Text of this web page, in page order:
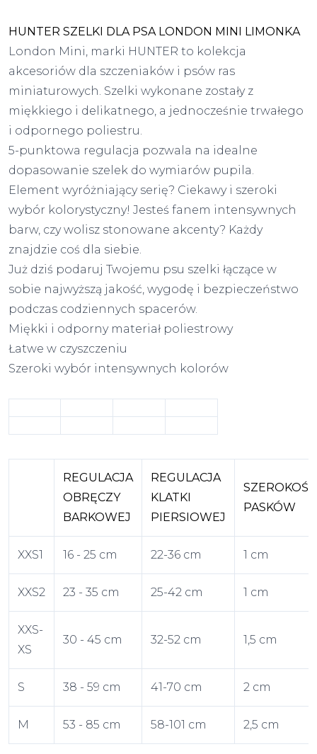
HUNTER SZELKI DLA PSA LONDON MINI LIMONKA
London Mini, marki HUNTER to kolekcja
akcesoriów dla szczeniaków i psów ras
miniaturowych. Szelki wykonane zostały z
miękkiego i delikatnego, a jednocześnie trwałego
i odpornego poliestru.
5-punktowa regulacja pozwala na idealne
dopasowanie szelek do wymiarów pupila.
Element wyróżniający serię? Ciekawy i szeroki
wybór kolorystyczny! Jesteś fanem intensywnych
barw, czy wolisz stonowane akcenty? Każdy
znajdzie coś dla siebie.
Już dziś podaruj Twojemu psu szelki łączące w
sobie najwyższą jakość, wygodę i bezpieczeństwo
podczas codziennych spacerów.
Miękki i odporny materiał poliestrowy
Łatwe w czyszczeniu
Szeroki wybór intensywnych kolorów
REGULACJA
OBRĘCZY
BARKOWEJ
REGULACJA
KLATKI
PIERSIOWEJ
SZEROKOŚĆ
PASKÓW
XXS1 16 - 25 cm 22-36 cm 1 cm
XXS2 23 - 35 cm 25-42 cm 1 cm
XXS-
XS
30 - 45 cm 32-52 cm 1,5 cm
S 38 - 59 cm 41-70 cm 2 cm
M 53 - 85 cm 58-101 cm 2,5 cm